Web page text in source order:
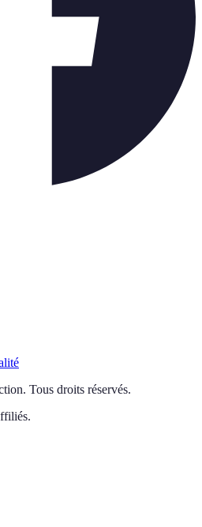
. Tous droits réservés.